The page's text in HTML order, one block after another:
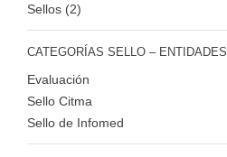
Sellos (2)
CATEGORÍAS SELLO – ENTIDADES
Evaluación
Sello Citma
Sello de Infomed